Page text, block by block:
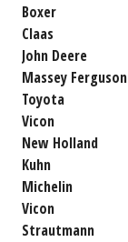
Boxer
Claas
John Deere
Massey Ferguson
Toyota
Vicon
New Holland
Kuhn
Michelin
Vicon
Strautmann